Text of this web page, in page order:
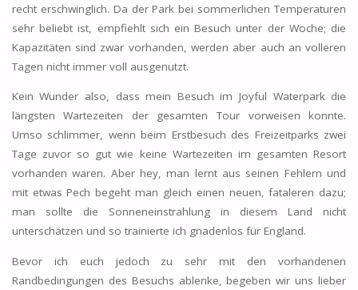
recht erschwinglich. Da der Park bei sommerlichen Temperaturen
sehr beliebt ist, empfiehlt sich ein Besuch unter der Woche; die
Kapazitäten sind zwar vorhanden, werden aber auch an volleren
Tagen nicht immer voll ausgenutzt.
Kein Wunder also, dass mein Besuch im Joyful Waterpark die
längsten Wartezeiten der gesamten Tour vorweisen konnte.
Umso schlimmer, wenn beim Erstbesuch des Freizeitparks zwei
Tage zuvor so gut wie keine Wartezeiten im gesamten Resort
vorhanden waren. Aber hey, man lernt aus seinen Fehlern und
mit etwas Pech begeht man gleich einen neuen, fataleren dazu;
man sollte die Sonneneinstrahlung in diesem Land nicht
unterschätzen und so trainierte ich gnadenlos für England.
Bevor ich euch jedoch zu sehr mit den vorhandenen
Randbedingungen des Besuchs ablenke, begeben wir uns lieber